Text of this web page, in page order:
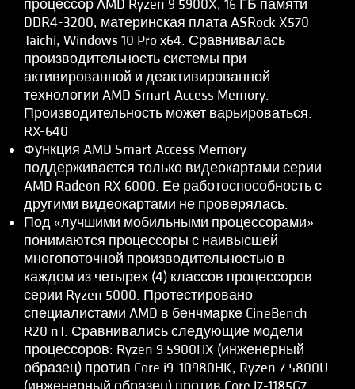
процессор AMD Ryzen 9 5900X, 16 ГБ памяти
DDR4-3200, материнская плата ASRock X570
Taichi, Windows 10 Pro x64. Сравнивалась
производительность системы при
активированной и деактивированной
технологии AMD Smart Access Memory.
Производительность может варьироваться.
RX-640
Функция AMD Smart Access Memory
поддерживается только видеокартами серии
AMD Radeon RX 6000. Ее работоспособность с
другими видеокартами не проверялась.
Под «лучшими мобильными процессорами»
понимаются процессоры с наивысшей
многопоточной производительностью в
каждом из четырех (4) классов процессоров
серии Ryzen 5000. Протестировано
специалистами AMD в бенчмарке CineBench
R20 nT. Сравнивались следующие модели
процессоров: Ryzen 9 5900HX (инженерный
образец) против Core i9-10980HK, Ryzen 7 5800U